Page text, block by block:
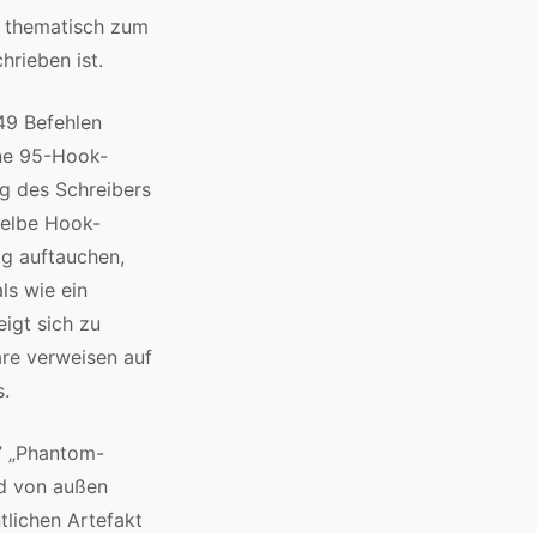
zum
ist.
Befehlen
95-Hook-
des Schreibers
Hook-
auftauchen,
wie ein
sich zu
verweisen auf
von außen
Artefakt